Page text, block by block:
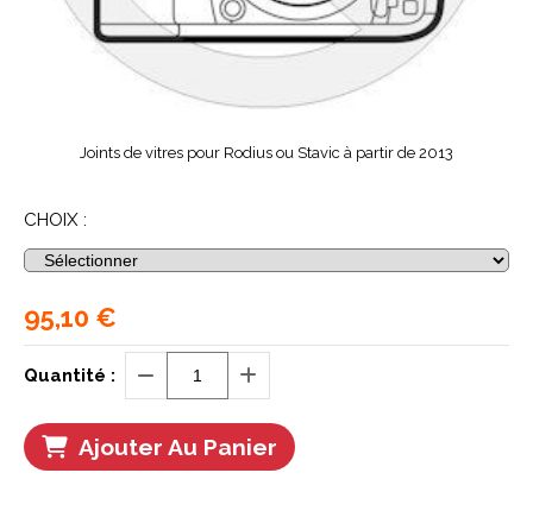
Joints de vitres pour Rodius ou Stavic à partir de 2013
CHOIX :
95,10 €
Quantité :
Ajouter Au Panier